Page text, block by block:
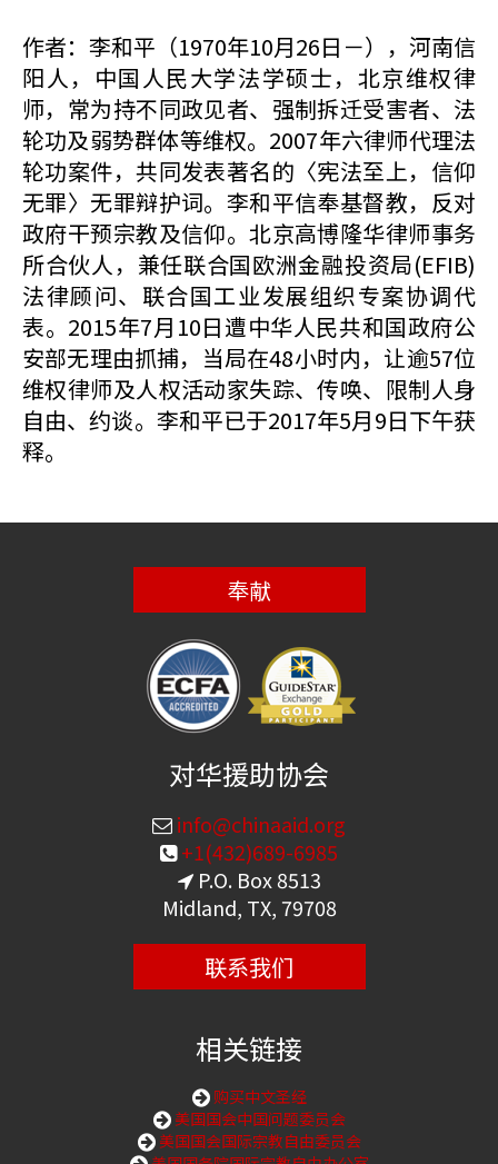
作者：李和平（1970年10月26日－），河南信
阳人，中国人民大学法学硕士，北京维权律
师，常为持不同政见者、强制拆迁受害者、法
轮功及弱势群体等维权。2007年六律师代理法
轮功案件，共同发表著名的〈宪法至上，信仰
无罪〉无罪辩护词。李和平信奉基督教，反对
政府干预宗教及信仰。北京高博隆华律师事务
所合伙人，兼任联合国欧洲金融投资局(EFIB)
法律顾问、联合国工业发展组织专案协调代
表。2015年7月10日遭中华人民共和国政府公
安部无理由抓捕，当局在48小时内，让逾57位
维权律师及人权活动家失踪、传唤、限制人身
自由、约谈。李和平已于2017年5月9日下午获
释。
奉献
对华援助协会
info@chinaaid.org
+1(432)689-6985
P.O. Box 8513
Midland, TX, 79708
联系我们
相关链接
购买中文圣经
美国国会中国问题委员会
美国国会国际宗教自由委员会